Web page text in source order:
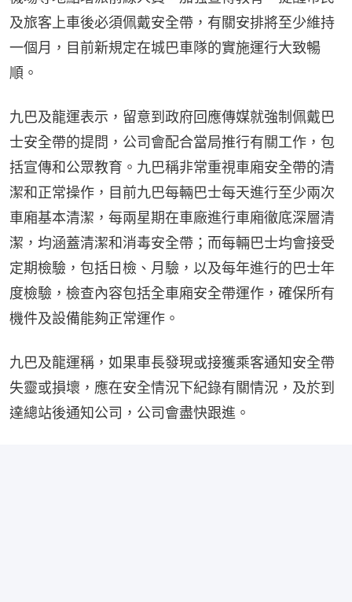
及旅客上車後必須佩戴安全帶，有關安排將至少維持
一個月，目前新規定在城巴車隊的實施運行大致暢
順。
九巴及龍運表示，留意到政府回應傳媒就強制佩戴巴
士安全帶的提問，公司會配合當局推行有關工作，包
括宣傳和公眾教育。九巴稱非常重視車廂安全帶的清
潔和正常操作，目前九巴每輛巴士每天進行至少兩次
車廂基本清潔，每兩星期在車廠進行車廂徹底深層清
潔，均涵蓋清潔和消毒安全帶；而每輛巴士均會接受
定期檢驗，包括日檢、月驗，以及每年進行的巴士年
度檢驗，檢查內容包括全車廂安全帶運作，確保所有
機件及設備能夠正常運作。
九巴及龍運稱，如果車長發現或接獲乘客通知安全帶
失靈或損壞，應在安全情況下紀錄有關情況，及於到
達總站後通知公司，公司會盡快跟進。